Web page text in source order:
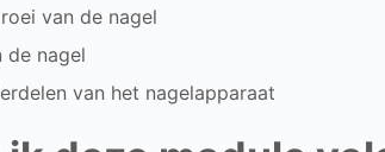
van de nagel
de nagel
van het nagelapparaat